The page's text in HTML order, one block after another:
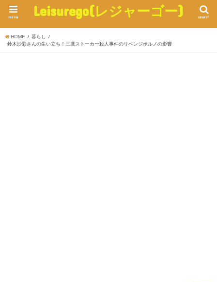
Leisurego(レジャーゴー) search
menu
HOME
暮らし
鈴木沙彩さんの生い立ち！三鷹ストーカー殺人事件のリベンジポルノの影響